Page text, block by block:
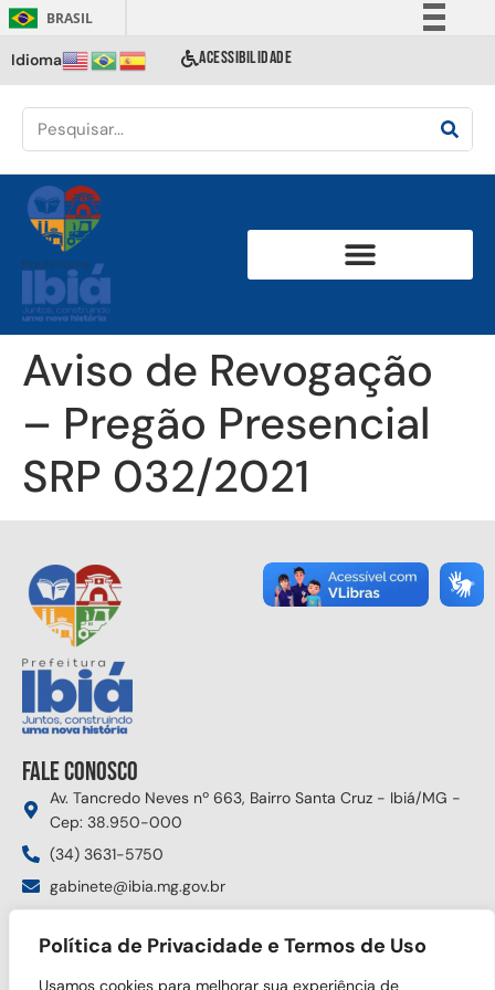
Política de Privacidade e Termos de Uso
Usamos cookies para melhorar sua experiência de
BRASIL
Comunica BR
Acesso à informação
Idioma ACESSIBILIDADE
Aviso de Revogação
– Pregão Presencial
SRP 032/2021
Fale conosco
Av. Tancredo Neves nº 663, Bairro Santa Cruz - Ibiá/MG -
Cep: 38.950-000
(34) 3631-5750
gabinete@ibia.mg.gov.br